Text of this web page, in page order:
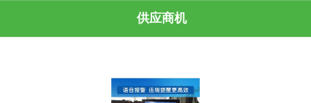
供应商机